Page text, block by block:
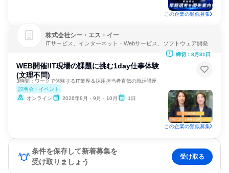
この企業の類似募集
株式会社シー・エス・イー
ITサービス、インターネット・Webサービス、ソフトウェア開発
WEB開催!IT現場の課題に挑む1day仕事体験
(文理不問)
3時間：ワークで体験するIT業界＆採用担当者直伝の就活講座
説明会・イベント
オンライン
2026年8月・9月・10月 1日
締切：8月31日
この企業の類似募集
条件を保存して新着募集を
受け取りましょう
受け取る